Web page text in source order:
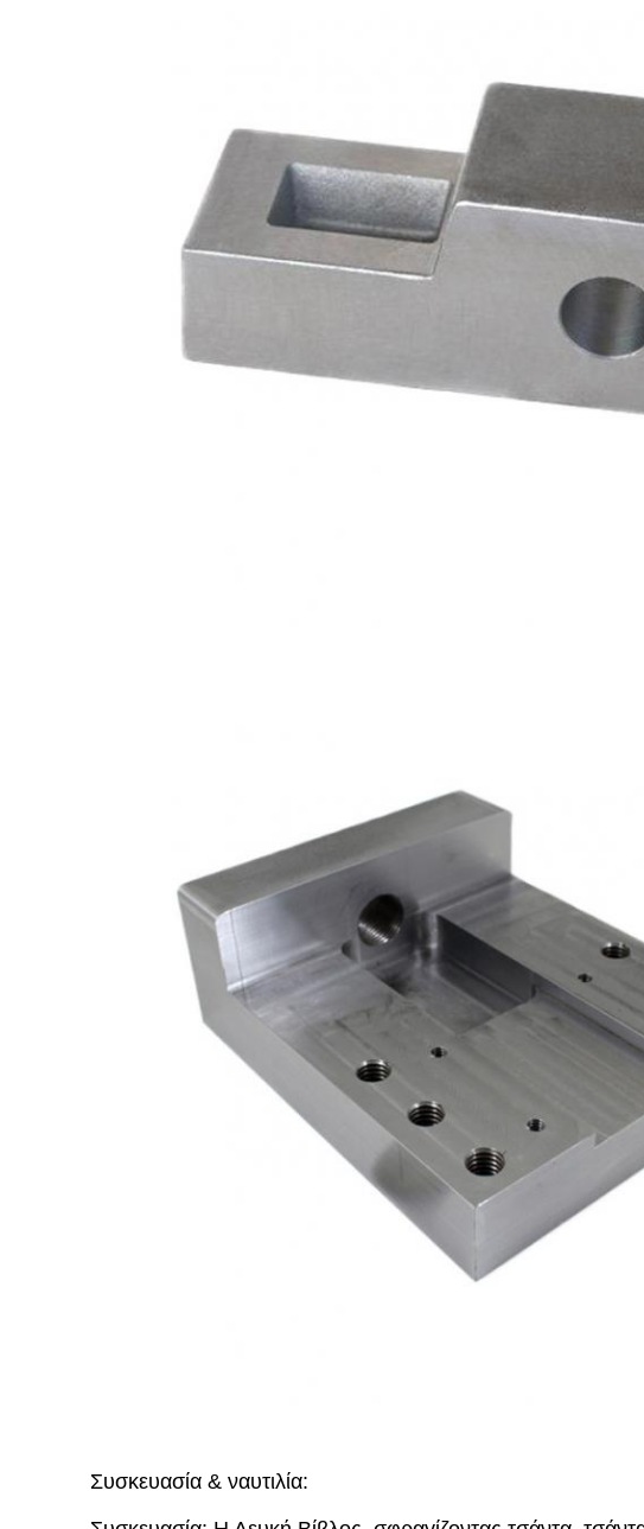
Συσκευασία & ναυτιλία: